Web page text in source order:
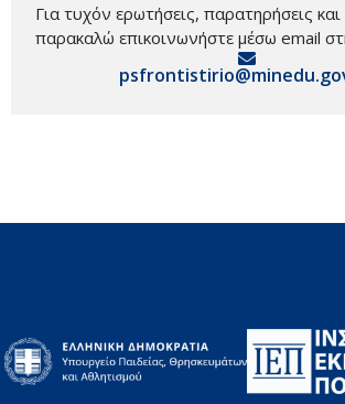
Για τυχόν ερωτήσεις, παρατηρήσεις
παρακαλώ επικοινωνήστε μέσω email